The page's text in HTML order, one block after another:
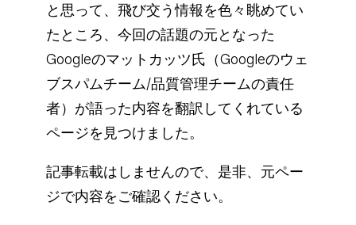
と思って、飛び交う情報を色々眺めてい
たところ、今回の話題の元となった
Googleのマットカッツ氏（Googleのウェ
ブスパムチーム/品質管理チームの責任
者）が語った内容を翻訳してくれている
ページを見つけました。
記事転載はしませんので、是非、元ペー
ジで内容をご確認ください。